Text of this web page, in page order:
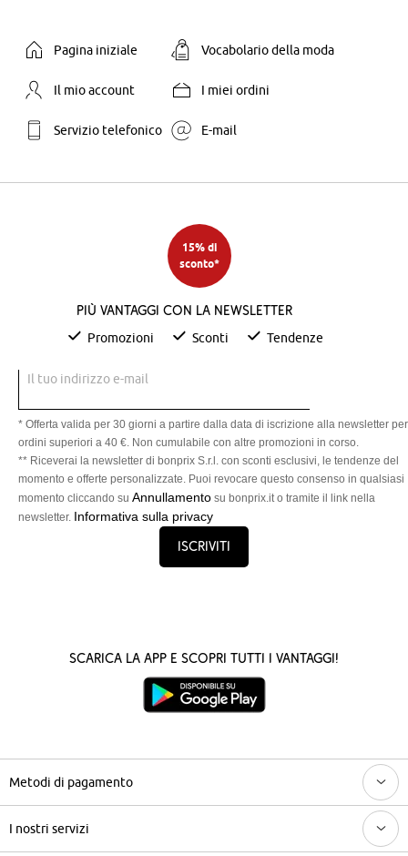
Pagina iniziale Vocabolario della moda
Il mio account I miei ordini
Servizio telefonico E-mail
15% di
sconto*
Più vantaggi con la newsletter
Promozioni Sconti Tendenze
Il tuo indirizzo e-mail
* Offerta valida per 30 giorni a partire dalla data di iscrizione alla newsletter per
ordini superiori a 40 €. Non cumulabile con altre promozioni in corso.
** Riceverai la newsletter di bonprix S.r.l. con sconti esclusivi, le tendenze del
momento e offerte personalizzate. Puoi revocare questo consenso in qualsiasi
momento cliccando su Annullamento su bonprix.it o tramite il link nella
newsletter. Informativa sulla privacy
Iscriviti
Scarica la App e scopri tutti i vantaggi!
Metodi di pagamento
I nostri servizi